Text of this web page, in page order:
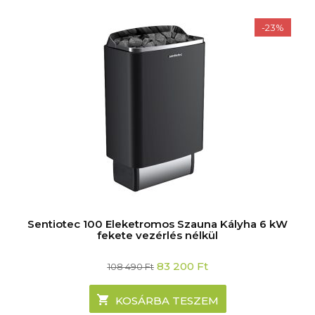
-23%
Sentiotec 100 Eleketromos Szauna Kályha 6 kW
fekete vezérlés nélkül
108 490Ft Original
was:
108
490 Ft.
83 200 FtCurrent
is:
83
200 Ft.
KOSÁRBA TESZEM